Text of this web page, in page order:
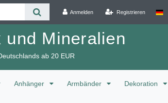
Anmelden Registrieren
und Mineralien
ab 20 EUR
Anhänger Armbänder Dekoration